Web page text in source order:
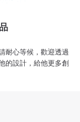
耐心等候，歡迎透過
的設計，給他更多創